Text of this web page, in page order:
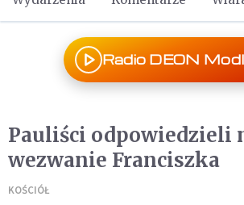
Radio DEON
Pauliści odpowiedzieli
wezwanie Franciszka
KOŚCIÓŁ